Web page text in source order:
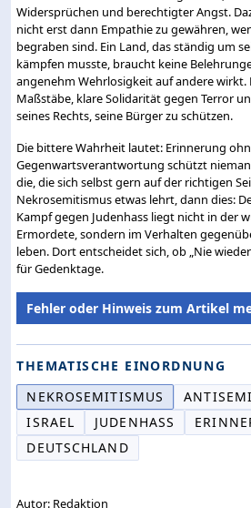
Widersprüchen und berechtigter Angst.
nicht erst dann Empathie zu gewähren,
begraben sind. Ein Land, das ständig um
kämpfen musste, braucht keine
angenehm Wehrlosigkeit auf andere wirkt.
Maßstäbe, klare Solidarität gegen Terror
seines Rechts, seine Bürger zu schützen.
Die bittere Wahrheit lautet: Erinnerung
Gegenwartsverantwortung schützt
die, die sich selbst gern auf der richtigen
Nekrosemitismus etwas lehrt, dann dies:
Kampf gegen Judenhass liegt nicht in der
Ermordete, sondern im Verhalten
leben. Dort entscheidet sich, ob „Nie
für Gedenktage.
Fehler oder Hinweis zum Artikel
THEMATISCHE EINORDNUNG
NEKROSEMITISMUS
ISRAEL
JUDENHASS
DEUTSCHLAND
Autor: Redaktion